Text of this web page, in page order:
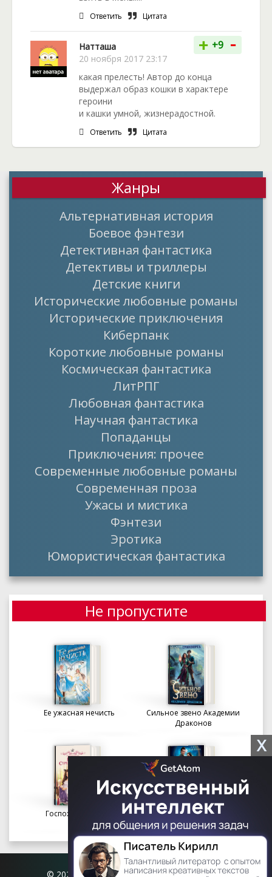
Ответить Цитата
Натташа
20 ноября 2017 23:17
+ +9 -
какая прелесть! Автор до конца
выдержал образ кошки в характере
героини
и кашки умной, жизнерадостной.
Ответить Цитата
Жанры
Альтернативная история
Боевое фэнтези
Детективная фантастика
Детективы и триллеры
Детские книги
Исторические любовные романы
Исторические приключения
Киберпанк
Короткие любовные романы
Космическая фантастика
ЛитРПГ
Любовная фантастика
Научная фантастика
Попаданцы
Приключения: прочее
Современные любовные романы
Современная проза
Ужасы и мистика
Фэнтези
Эротика
Юмористическая фантастика
Не пропустите
Ее ужасная нечисть
Сильное звено Академии
Драконов
Госпожа портниха
Осколки вечности в
Академии Судьбы
© 2026 Книгофил.орг | contact@knigofil.org
X